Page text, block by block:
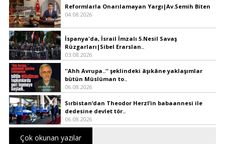
Reformlarla Onarılamayan Yargı|Av.Semih Biten
04.08.2026
İspanya'da, İsrail İmzalı 5.Nesil Savaş
Rüzgarları|Sibel Erarslan..
03.08.2026
''Ahh Avrupa..'' şeklindeki âşıkâne yaklaşımlar
bütün Müslüman to..
06.08.2026
Sırbistan’dan Theodor Herzl’in babaannesi ile
dedesine devlet tör..
06.08.2026
Çok okunan yazılar